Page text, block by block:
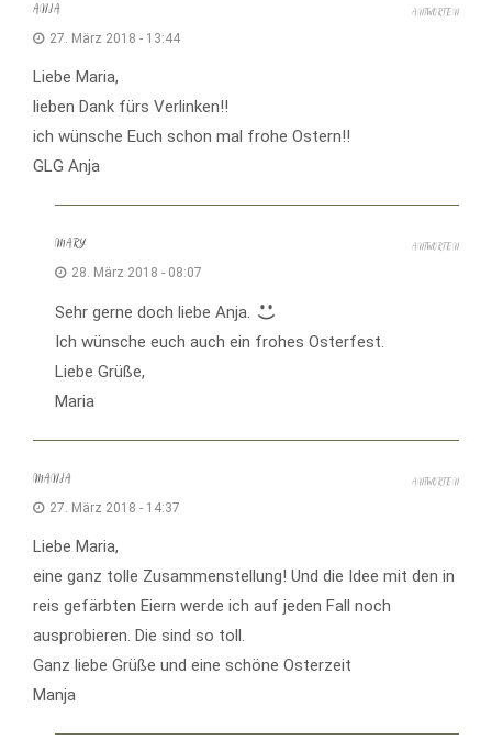
ANJA
27. März 2018 - 13:44
Liebe Maria,
lieben Dank fürs Verlinken!!
ich wünsche Euch schon mal frohe Ostern!!
GLG Anja
ANTWORTEN
MARY
28. März 2018 - 08:07
Sehr gerne doch liebe Anja.
Ich wünsche euch auch ein frohes Osterfest.
Liebe Grüße,
Maria
ANTWORTEN
MANJA
27. März 2018 - 14:37
Liebe Maria,
eine ganz tolle Zusammenstellung! Und die Idee mit den in
reis gefärbten Eiern werde ich auf jeden Fall noch
ausprobieren. Die sind so toll.
Ganz liebe Grüße und eine schöne Osterzeit
Manja
ANTWORTEN